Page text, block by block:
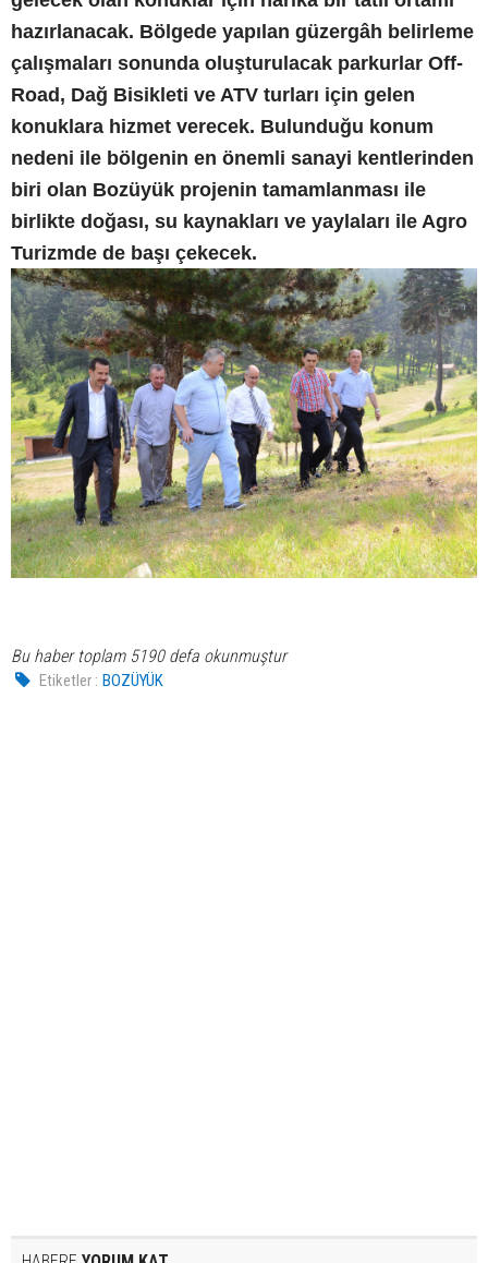
hazırlanacak. Bölgede yapılan güzergâh belirleme
çalışmaları sonunda oluşturulacak parkurlar Off-
Road, Dağ Bisikleti ve ATV turları için gelen
konuklara hizmet verecek. Bulunduğu konum
nedeni ile bölgenin en önemli sanayi kentlerinden
biri olan Bozüyük projenin tamamlanması ile
birlikte doğası, su kaynakları ve yaylaları ile Agro
Turizmde de başı çekecek.
Bu haber toplam 5190 defa okunmuştur
Etiketler : BOZÜYÜK